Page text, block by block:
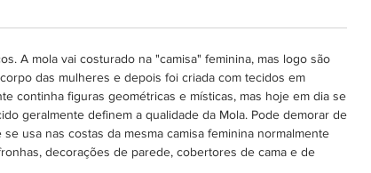
A mola vai costurado na "camisa" feminina, mas logo são
das mulheres e depois foi criada com tecidos em
continha figuras geométricas e místicas, mas hoje em dia se
geralmente definem a qualidade da Mola. Pode demorar de
usa nas costas da mesma camisa feminina normalmente
decorações de parede, cobertores de cama e de